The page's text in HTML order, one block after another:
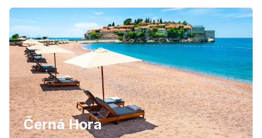
Černá Hora